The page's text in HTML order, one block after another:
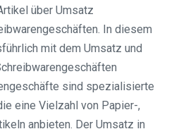
über Umsatz
In diesem
mit dem Umsatz und
sind spezialisierte
eine Vielzahl von Papier-,
anbieten. Der Umsatz in